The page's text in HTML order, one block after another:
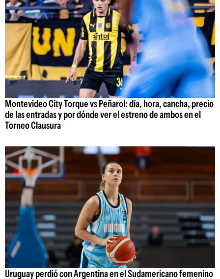
Montevideo City Torque vs Peñarol: día, hora, cancha, precio
de las entradas y por dónde ver el estreno de ambos en el
Torneo Clausura
Uruguay perdió con Argentina en el Sudamericano femenino